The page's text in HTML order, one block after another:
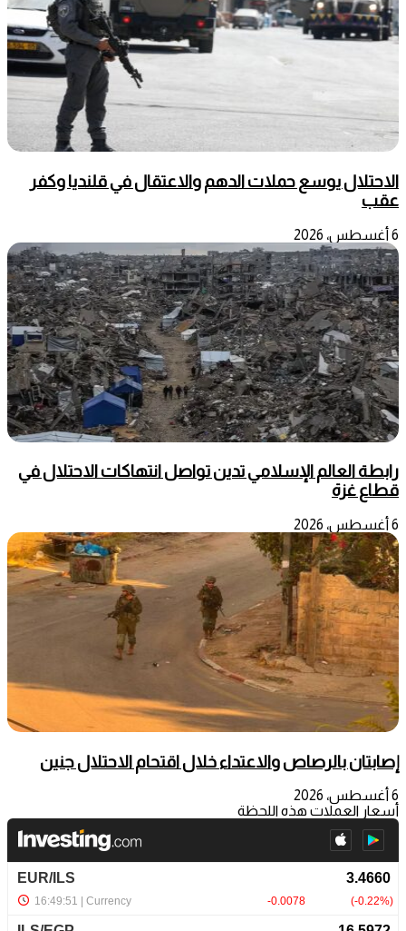
الاحتلال يوسع حملات الدهم والاعتقال في قلنديا وكفر
عقب
6 أغسطس، 2026
رابطة العالم الإسلامي تدين تواصل انتهاكات الاحتلال في
قطاع غزة
6 أغسطس، 2026
إصابتان بالرصاص والاعتداء خلال اقتحام الاحتلال جنين
6 أغسطس، 2026
أسعار العملات هذه اللحظة